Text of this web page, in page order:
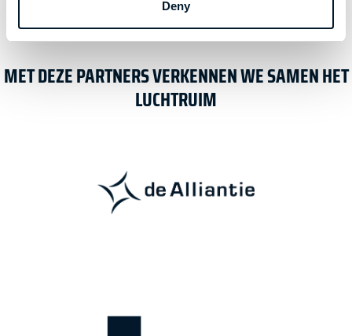
Deny
MET DEZE PARTNERS VERKENNEN WE SAMEN HET
LUCHTRUIM